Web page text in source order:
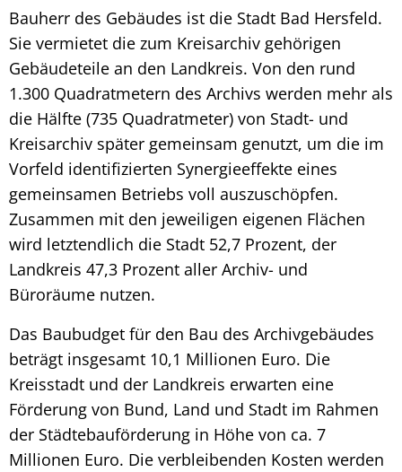
Bauherr des Gebäudes ist die Stadt Bad Hersfeld.
Sie vermietet die zum Kreisarchiv gehörigen
Gebäudeteile an den Landkreis. Von den rund
1.300 Quadratmetern des Archivs werden mehr als
die Hälfte (735 Quadratmeter) von Stadt- und
Kreisarchiv später gemeinsam genutzt, um die im
Vorfeld identifizierten Synergieeffekte eines
gemeinsamen Betriebs voll auszuschöpfen.
Zusammen mit den jeweiligen eigenen Flächen
wird letztendlich die Stadt 52,7 Prozent, der
Landkreis 47,3 Prozent aller Archiv- und
Büroräume nutzen.
Das Baubudget für den Bau des Archivgebäudes
beträgt insgesamt 10,1 Millionen Euro. Die
Kreisstadt und der Landkreis erwarten eine
Förderung von Bund, Land und Stadt im Rahmen
der Städtebauförderung in Höhe von ca. 7
Millionen Euro. Die verbleibenden Kosten werden